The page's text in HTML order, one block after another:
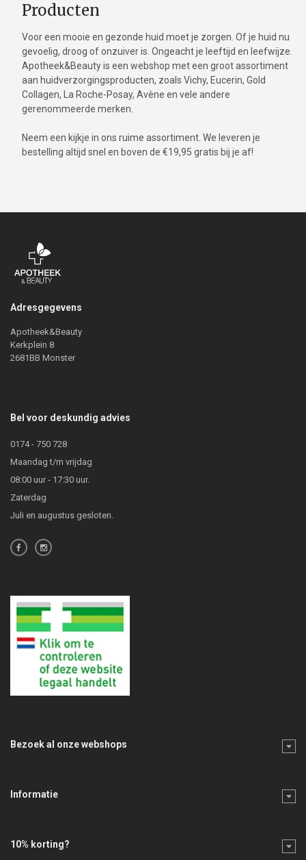
Producten
Voor een mooie en gezonde huid moet je zorgen. Of je huid nu
gevoelig, droog of onzuiver is. Ongeacht je leeftijd en leefwijze.
Apotheek&Beauty is een webshop met een groot assortiment
aan huidverzorgingsproducten, zoals Vichy, Eucerin, Gold
Collagen, La Roche-Posay, Avène en vele andere
gerenommeerde merken.
Neem een kijkje in ons ruime assortiment. We leveren je
bestelling altijd snel en boven de €19,95 gratis bij je af!
Adresgegevens
Apotheek&Beauty
Kerkplein 8
2681BB Monster
Bel voor deskundig advies
0174 - 750 728
Maandag t/m vrijdag
08:00 uur - 17:30 uur.
Zaterdag
Juli en augustus gesloten.
Bezoek al onze webshops
Informatie
10% korting?